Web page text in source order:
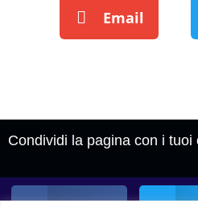
Email
Condividi la pagina con i tuoi